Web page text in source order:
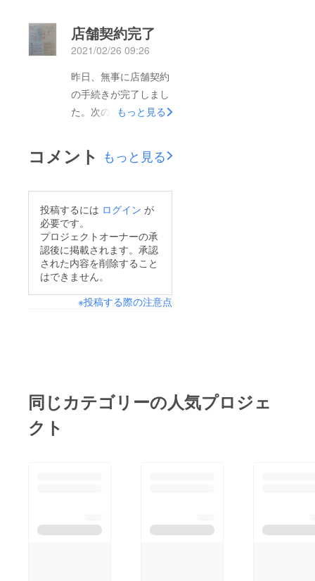
店舗契約完了
2021/02/26 09:26
昨日、無事に店舗契約
の手続きが完了しまし
た。次の準備段階に入
の温かいご支援の程、
よろしくお願い致しま
もっと見る
コメント もっと見る
投稿するには ログイン が
必要です。
プロジェクトオーナーの承
認後に掲載されます。承認
された内容を削除すること
はできません。
※投稿する際の注意点
同じカテゴリーの人気プロジェ
クト